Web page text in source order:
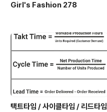
Girl's Fashion 278
택트타임 / 사이클타임 / 리드타임